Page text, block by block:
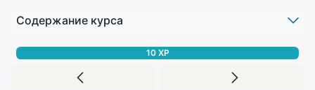
Содержание курса
10 XP